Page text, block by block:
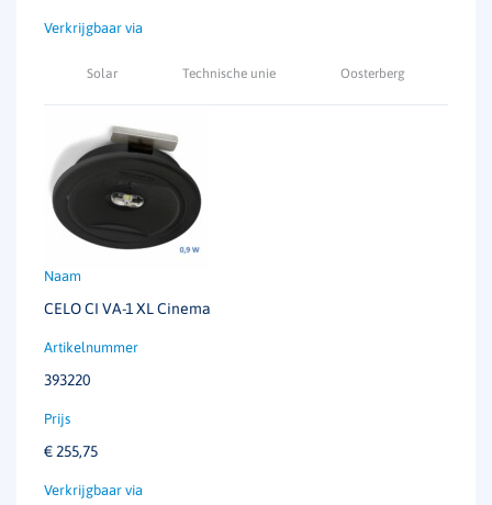
Solar Technische unie Oosterberg
CELO CI VA-1 XL Cinema
393220
€ 255,75